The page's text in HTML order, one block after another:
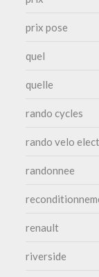
prix pose
quel
quelle
rando cycles
rando velo
randonnee
renault
riverside